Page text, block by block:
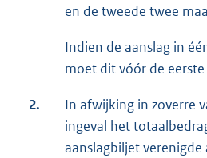
en de tweede twee
Indien de aanslag in
moet dit vóór de
2.
In afwijking in zoverre
ingeval het
aanslagbiljet verenigde